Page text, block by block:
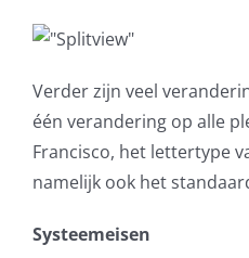
Verder zijn veel
één verandering op alle
Francisco, het lettertype
namelijk ook het
Systeemeisen